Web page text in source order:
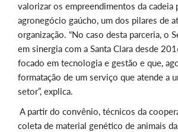
valorizar os empreendimentos da cadeia
agronegócio gaúcho, um dos pilares de
organização. “No caso desta parceria, o
em sinergia com a Santa Clara desde
focado em tecnologia e gestão e que,
formatação de um serviço que atende a
setor”, explica.
A partir do convênio, técnicos da
coleta de material genético de animais